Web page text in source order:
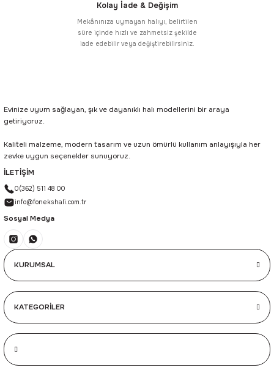
Kolay İade & Değişim
Mekânınıza uymayan halıyı, belirtilen
süre içinde hızlı ve zahmetsiz şekilde
iade edebilir veya değiştirebilirsiniz.
Evinize uyum sağlayan, şık ve dayanıklı halı modellerini bir araya
getiriyoruz.
Kaliteli malzeme, modern tasarım ve uzun ömürlü kullanım anlayışıyla her
zevke uygun seçenekler sunuyoruz.
İLETİŞİM
0(362) 511 48 00
info@fonekshali.com.tr
Sosyal Medya
KURUMSAL
KATEGORİLER